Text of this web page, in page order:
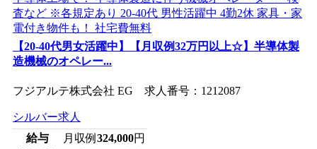
【20-40代男女活躍中】【月収例32万円以上☆】半導体製
造機械のオペレー...
フジアルテ株式会社 EG 求人番号：1212087
シルバー求人
給与
月収例 324,000円